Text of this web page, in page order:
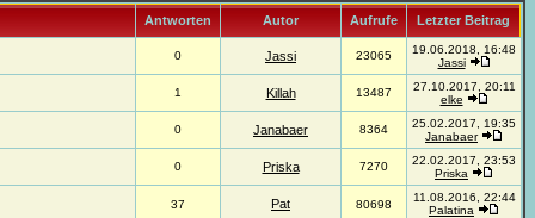
Antworten Autor Aufrufe Letzter Beitrag
0 Jassi 23065
19.06.2018, 16:48
Jassi
1 Killah 13487
27.10.2017, 20:11
elke
0 Janabaer 8364
25.02.2017, 19:35
Janabaer
0 Priska 7270
22.02.2017, 23:53
Priska
37 Pat 80698
11.08.2016, 22:44
Palatina